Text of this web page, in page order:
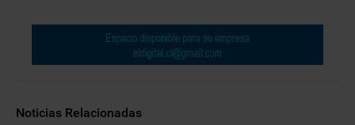
Noticias Relacionadas